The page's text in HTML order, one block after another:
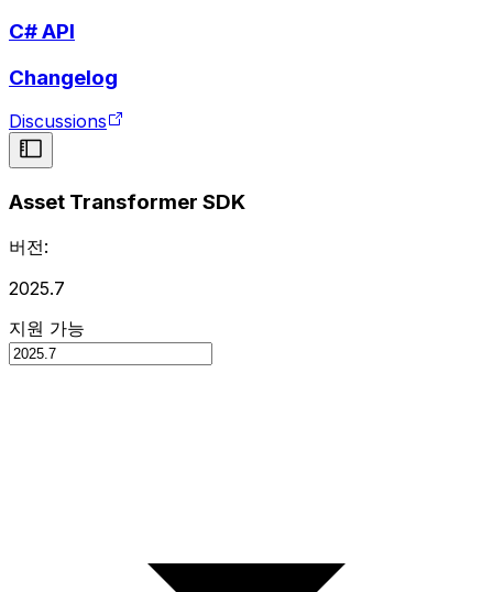
C# API
Changelog
Discussions
Asset Transformer SDK
버전:
2025.7
지원 가능